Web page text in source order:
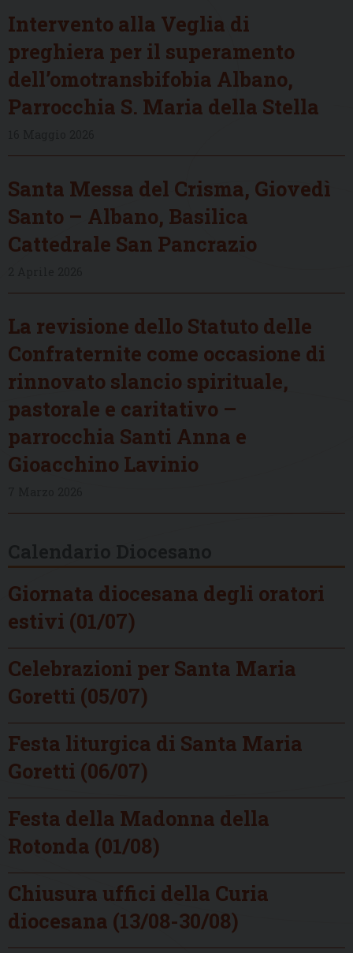
Intervento alla Veglia di
preghiera per il superamento
dell’omotransbifobia Albano,
Parrocchia S. Maria della Stella
Santa Messa del Crisma, Giovedì
Santo – Albano, Basilica
Cattedrale San Pancrazio
La revisione dello Statuto delle
Confraternite come occasione di
rinnovato slancio spirituale,
pastorale e caritativo –
parrocchia Santi Anna e
Gioacchino Lavinio
Giornata diocesana degli oratori
estivi (01/07)
Celebrazioni per Santa Maria
Goretti (05/07)
Festa liturgica di Santa Maria
Goretti (06/07)
Festa della Madonna della
Rotonda (01/08)
Chiusura uffici della Curia
diocesana (13/08-30/08)